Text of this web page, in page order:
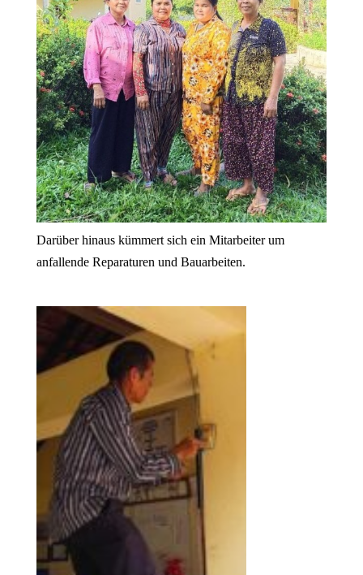
Darüber hinaus kümmert sich ein Mitarbeiter um
anfallende Reparaturen und Bauarbeiten.